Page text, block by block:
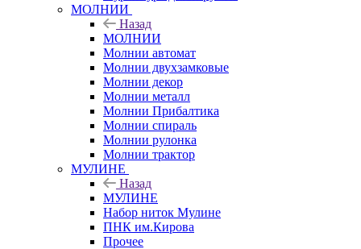
МОЛНИИ
Назад
МОЛНИИ
Молнии автомат
Молнии двухзамковые
Молнии декор
Молнии металл
Молнии Прибалтика
Молнии спираль
Молнии рулонка
Молнии трактор
МУЛИНЕ
Назад
МУЛИНЕ
Набор ниток Мулине
ПНК им.Кирова
Прочее